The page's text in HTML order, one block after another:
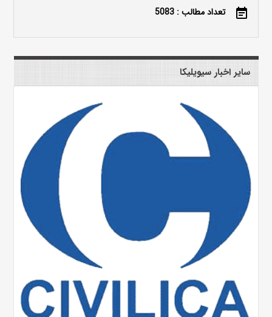
event_note تعداد مطالب : 5083
سایر اخبار سیویلیکا